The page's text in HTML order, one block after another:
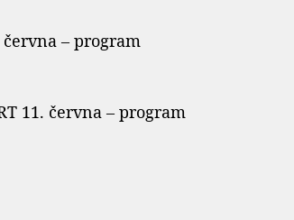
– program
11. června – program